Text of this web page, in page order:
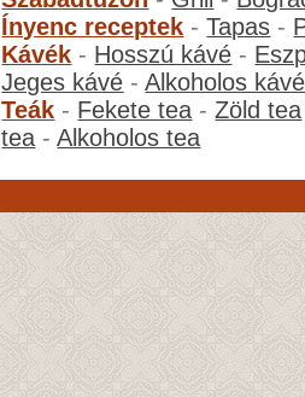
Ínyenc receptek -Tapas -
Kávék - Hosszú kávé -
Jeges kávé -Alkoholos kávé
Teák - Fekete tea -Zöld tea
tea -Alkoholos tea